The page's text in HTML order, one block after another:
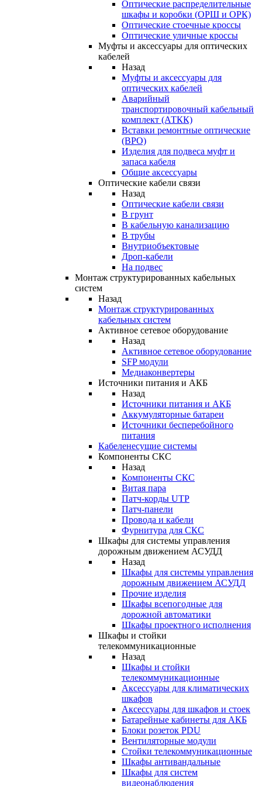
Оптические распределительные
шкафы и коробки (ОРШ и ОРК)
Оптические стоечные кроссы
Оптические уличные кроссы
Муфты и аксессуары для оптических
кабелей
Назад
Муфты и аксессуары для
оптических кабелей
Аварийный
транспортировочный кабельный
комплект (АТКК)
Вставки ремонтные оптические
(ВРО)
Изделия для подвеса муфт и
запаса кабеля
Общие аксессуары
Оптические кабели связи
Назад
Оптические кабели связи
В грунт
В кабельную канализацию
В трубы
Внутриобъектовые
Дроп-кабели
На подвес
Монтаж структурированных кабельных
систем
Назад
Монтаж структурированных
кабельных систем
Активное сетевое оборудование
Назад
Активное сетевое оборудование
SFP модули
Медиаконвертеры
Источники питания и АКБ
Назад
Источники питания и АКБ
Аккумуляторные батареи
Источники бесперебойного
питания
Кабеленесущие системы
Компоненты СКС
Назад
Компоненты СКС
Витая пара
Патч-корды UTP
Патч-панели
Провода и кабели
Фурнитура для СКС
Шкафы для системы управления
дорожным движением АСУДД
Назад
Шкафы для системы управления
дорожным движением АСУДД
Прочие изделия
Шкафы всепогодные для
дорожной автоматики
Шкафы проектного исполнения
Шкафы и стойки
телекоммуникационные
Назад
Шкафы и стойки
телекоммуникационные
Аксессуары для климатических
шкафов
Аксессуары для шкафов и стоек
Батарейные кабинеты для АКБ
Блоки розеток PDU
Вентиляторные модули
Стойки телекоммуникационные
Шкафы антивандальные
Шкафы для систем
видеонаблюдения